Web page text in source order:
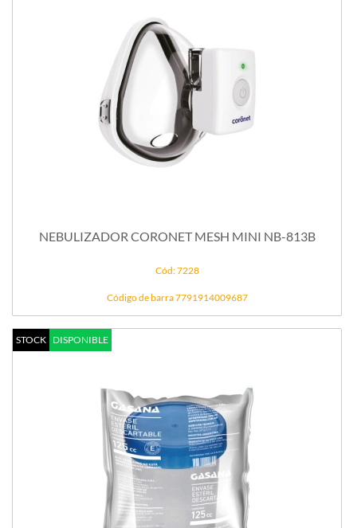
NEBULIZADOR CORONET MESH MINI NB-813B
Cód: 7228
Código de barra 7791914009687
STOCK DISPONIBLE